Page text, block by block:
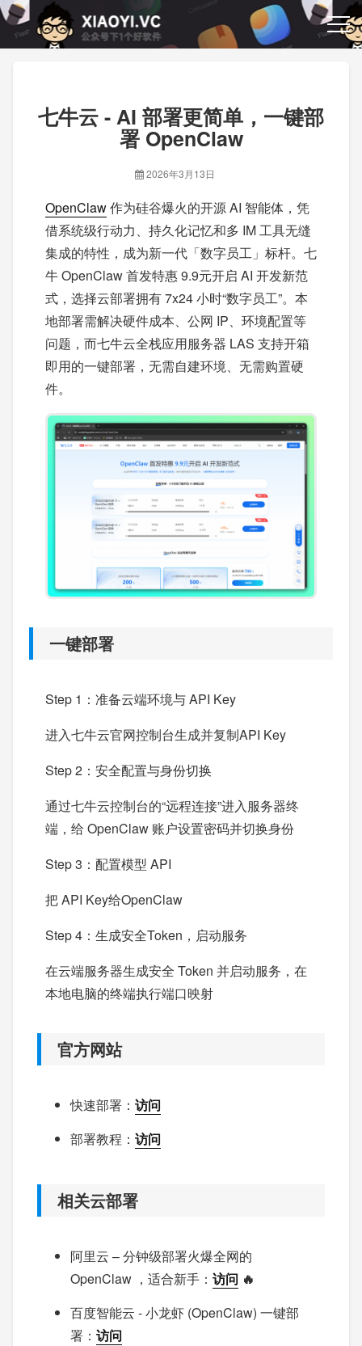
七牛云 - AI 部署更简单，一键部
署 OpenClaw
2026年3月13日
OpenClaw作为硅谷爆火的开源 AI 智能体，凭
借系统级行动力、持久化记忆和多 IM 工具无缝
集成的特性，成为新一代「数字员工」标杆。七
牛 OpenClaw 首发特惠 9.9元开启 AI 开发新范
式，选择云部署拥有 7x24 小时“数字员工”。本
地部署需解决硬件成本、公网 IP、环境配置等
问题，而七牛云全栈应用服务器 LAS 支持开箱
即用的一键部署，无需自建环境、无需购置硬
件。
一键部署
Step 1：准备云端环境与 API Key
进入七牛云官网控制台生成并复制API Key
Step 2：安全配置与身份切换
通过七牛云控制台的“远程连接”进入服务器终
端，给 OpenClaw 账户设置密码并切换身份
Step 3：配置模型 API
把 API Key给OpenClaw
Step 4：生成安全Token，启动服务
在云端服务器生成安全 Token 并启动服务，在
本地电脑的终端执行端口映射
官方网站
快速部署： 访问
部署教程： 访问
相关云部署
阿里云 – 分钟级部署火爆全网的
OpenClaw ，适合新手： 访问 🔥
百度智能云 - 小龙虾 (OpenClaw) 一键部
署： 访问